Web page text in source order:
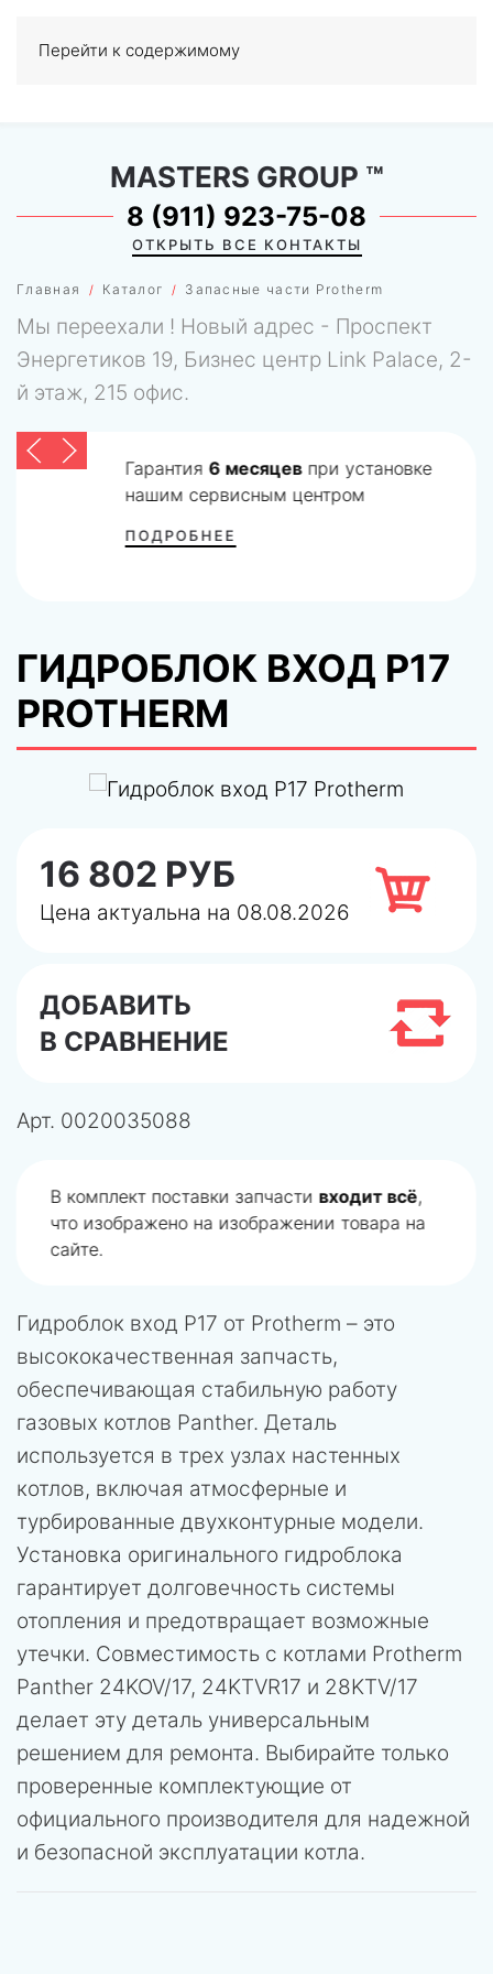
Перейти к содержимому
0
Главная Каталог Запасные части Protherm
MASTERS GROUP ™
8 (911) 923-75-08
ОТКРЫТЬ ВСЕ КОНТАКТЫ
Мы переехали ! Новый адрес - Проспект
Энергетиков 19, Бизнес центр Link Palace, 2-
й этаж, 215 офис.
Гарантия 6 месяцевпри установке
нашим сервисным центром
ПОДРОБНЕЕ
ГИДРОБЛОК ВХОД P17
PROTHERM
16 802 РУБ
Цена актуальна на 08.08.2026
ДОБАВИТЬ
В СРАВНЕНИЕ
Арт. 0020035088
В комплект поставки запчасти входит всё,
что изображено на изображении товара на
сайте.
Гидроблок вход P17 от Protherm – это
высококачественная запчасть,
обеспечивающая стабильную работу
газовых котлов Panther. Деталь
используется в трех узлах настенных
котлов, включая атмосферные и
турбированные двухконтурные модели.
Установка оригинального гидроблока
гарантирует долговечность системы
отопления и предотвращает возможные
утечки. Совместимость с котлами Protherm
Panther 24KOV/17, 24KTVR17 и 28KTV/17
делает эту деталь универсальным
решением для ремонта. Выбирайте только
проверенные комплектующие от
официального производителя для надежной
и безопасной эксплуатации котла.